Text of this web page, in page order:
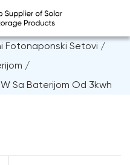
Fotonaponski Setovi /
/
Sa Baterijom Od 3kwh